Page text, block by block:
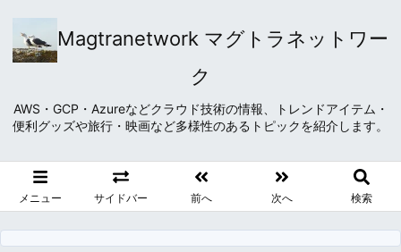
Magtranetwork マグトラネットワー
ク
AWS・GCP・Azureなどクラウド技術の情報、トレンドアイテム・
便利グッズや旅行・映画など多様性のあるトピックを紹介します。
メニュー サイドバー 前へ 次へ 検索